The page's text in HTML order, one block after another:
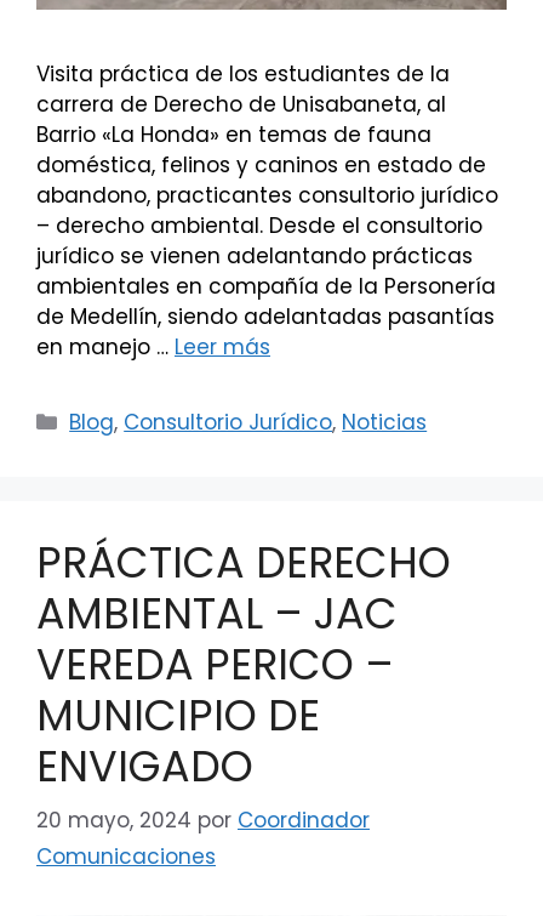
Visita práctica de los estudiantes de la
carrera de Derecho de Unisabaneta, al
Barrio «La Honda» en temas de fauna
doméstica, felinos y caninos en estado de
abandono, practicantes consultorio jurídico
– derecho ambiental. Desde el consultorio
jurídico se vienen adelantando prácticas
ambientales en compañía de la Personería
de Medellín, siendo adelantadas pasantías
en manejo … Leer más
Categorías
Blog, Consultorio Jurídico, Noticias
PRÁCTICA DERECHO
AMBIENTAL – JAC
VEREDA PERICO –
MUNICIPIO DE
ENVIGADO
20 mayo, 2024 por Coordinador
Comunicaciones